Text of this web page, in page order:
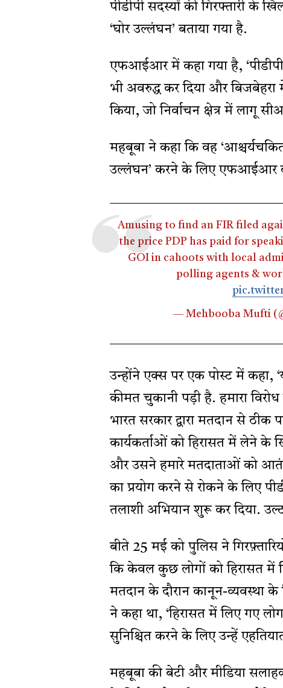
पीडीपी सदस्यों की गिरफ्तारी के
‘घोर उल्लंघन’ बताया गया है.
एफआईआर में कहा गया है,
भी अवरुद्ध कर दिया और
किया, जो निर्वाचन क्षेत्र में लागू
महबूबा ने कहा कि वह
उल्लंघन’ करने के लिए एफआईआर
Amusing to find an FIR filed
the price PDP has paid for
GOI in cahoots with local
polling agents &
— Mehbooba Mufti
उन्होंने एक्स पर एक पोस्ट में कहा,
कीमत चुकानी पड़ी है. हमारा
भारत सरकार द्वारा मतदान से
कार्यकर्ताओं को हिरासत में लेने के
और उसने हमारे मतदाताओं को
का प्रयोग करने से रोकने के लिए
तलाशी अभियान शुरू कर दिया.
बीते 25 मई को पुलिस ने
कि केवल कुछ लोगों को हिरासत में
मतदान के दौरान कानून-व्यवस्था
ने कहा था, ‘हिरासत में लिए गए
सुनिश्चित करने के लिए उन्हें
महबूबा की बेटी और मीडिया